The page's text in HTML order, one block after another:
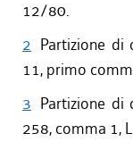
12/80.
2 Partizione
11, primo
3 Partizione
258, comma 1,